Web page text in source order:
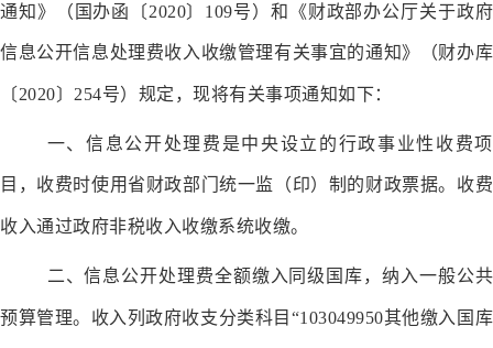
通知 》（ 国办函 〔2020〕 109号） 和《财政部办公厅关于政府
信息公开信息处理费收入收缴管理有关事宜的通知》（财办库
〔2020〕 254号） 规定，现将有关事项通知如下：
一、信息公开处理费是中央设立的行政事业性收费项
目，收费时使用省财政部门统一监（印）制的财政票据。收费
收入通过政府非税收入收缴系统收缴。
二、信息公开处理费全额缴入同级国库，纳入一般公共
预算管理。收入列政府收支分类科目 “103049950其他缴入国库